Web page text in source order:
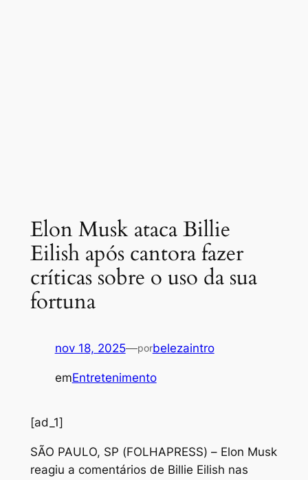
Elon Musk ataca Billie
Eilish após cantora fazer
críticas sobre o uso da sua
fortuna
nov 18, 2025—porbelezaintro
emEntretenimento
[ad_1]
SÃO PAULO, SP (FOLHAPRESS) – Elon Musk
reagiu a comentários de Billie Eilish nas